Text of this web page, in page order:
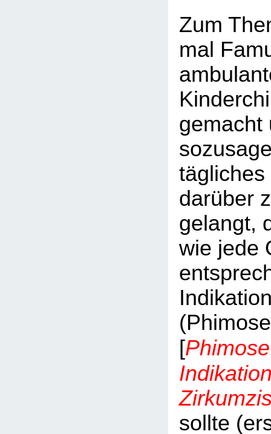
Zum
mal
gemacht
darüber
gelangt,
wie jede
[
sollte